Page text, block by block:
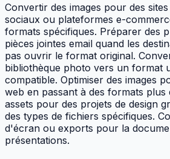
Convertir des images pour des
sociaux ou plateformes e-
formats spécifiques. Préparer des
pièces jointes email quand les
pas ouvrir le format original.
bibliothèque photo vers un format
compatible. Optimiser des images
web en passant à des formats plus
assets pour des projets de design
des types de fichiers spécifiques.
d'écran ou exports pour la
présentations.